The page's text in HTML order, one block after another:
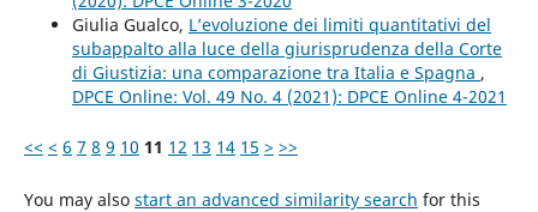
Giulia Gualco, L’evoluzione dei limiti quantitativi del
subappalto alla luce della giurisprudenza della Corte
di Giustizia: una comparazione tra Italia e Spagna ,
DPCE Online: Vol. 49 No. 4 (2021): DPCE Online 4-2021
<< < 6 7 8 9 10 11 12 13 14 15 > >>
You may also start an advanced similarity search for this